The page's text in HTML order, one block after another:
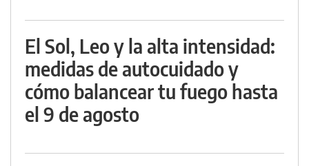
El Sol, Leo y la alta intensidad:
medidas de autocuidado y
cómo balancear tu fuego hasta
el 9 de agosto